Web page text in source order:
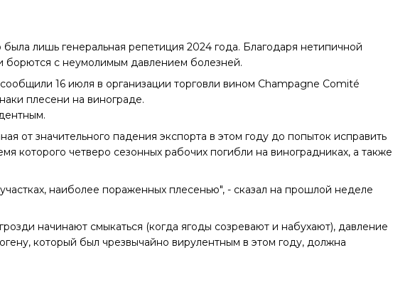
лишь генеральная репетиция 2024 года. Благодаря нетипичной
борются с неумолимым давлением болезней.
16 июля в организации торговли вином Champagne Comité
плесени на винограде.
от значительного падения экспорта в этом году до попыток исправить
которого четверо сезонных рабочих погибли на виноградниках, а также
наиболее пораженных плесенью", - сказал на прошлой неделе
начинают смыкаться (когда ягоды созревают и набухают), давление
который был чрезвычайно вирулентным в этом году, должна